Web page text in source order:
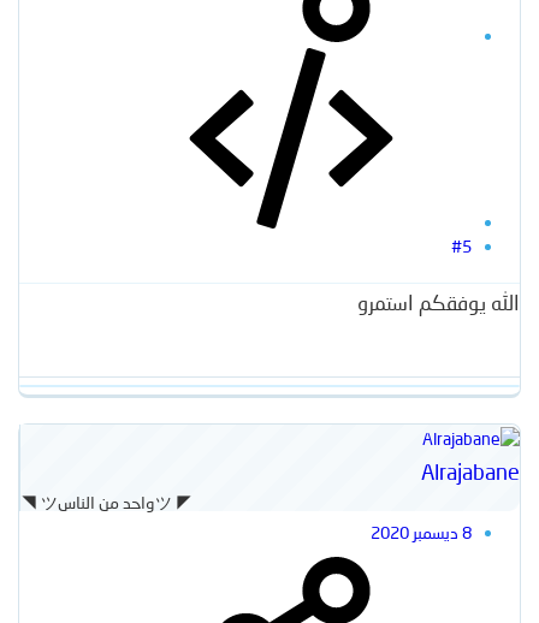
#5
الله يوفقكم استمرو
Alrajabane
◥ ツواحد من الناسツ ◤
8 ديسمبر 2020